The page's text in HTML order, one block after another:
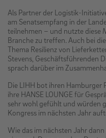
Als Partner der Logistik-
am Senatsempfang in der
teilnehmen – und nutzte diese
Branche zu treffen. Auch bei
Thema Resilienz von
Stevens, Geschäftsführenden
sprach darüber im
Die LIHH bot ihren Hamburger
ihre HANSE LOUNGE für
sehr wohl gefühlt und würden
Kongress im nächsten Jahr
Wie das im nächsten Jahr